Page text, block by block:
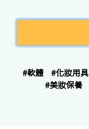
#軟體 #化妝用具
#美妝保養